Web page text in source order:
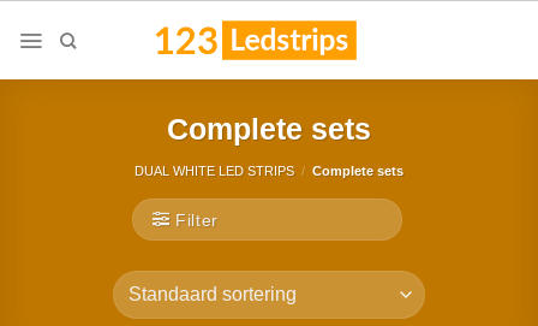
Complete sets
DUAL WHITE LED STRIPS / Complete sets
Filter